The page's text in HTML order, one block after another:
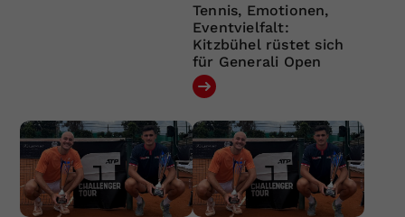
Tennis, Emotionen,
Eventvielfalt:
Kitzbühel rüstet sich
für Generali Open